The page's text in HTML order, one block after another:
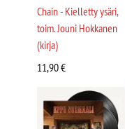
Chain - Kielletty ysäri,
toim. Jouni Hokkanen
(kirja)
11,90€